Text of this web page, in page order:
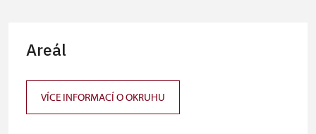
Areál
VÍCE INFORMACÍ O OKRUHU